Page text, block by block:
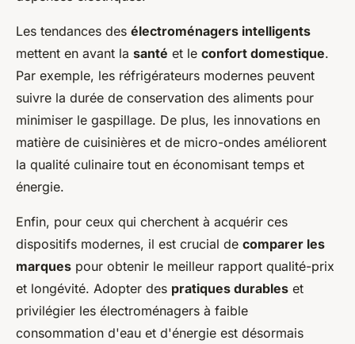
Les tendances des électroménagers intelligents
mettent en avant la santé et le confort domestique.
Par exemple, les réfrigérateurs modernes peuvent
suivre la durée de conservation des aliments pour
minimiser le gaspillage. De plus, les innovations en
matière de cuisinières et de micro-ondes améliorent
la qualité culinaire tout en économisant temps et
énergie.
Enfin, pour ceux qui cherchent à acquérir ces
dispositifs modernes, il est crucial de comparer les
marques pour obtenir le meilleur rapport qualité-prix
et longévité. Adopter des pratiques durables et
privilégier les électroménagers à faible
consommation d'eau et d'énergie est désormais